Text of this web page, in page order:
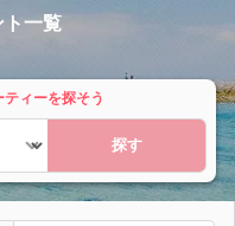
一覧
ィーを探そう
探す